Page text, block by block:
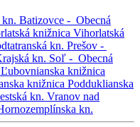
kn. Batizovce - Obecná
knižnica Vihorlatská
kn. Prešov -
kn. Soľ - Obecná
Ľubovnianska knižnica
knižnica Podduklianska
kn. Vranov nad
kn.